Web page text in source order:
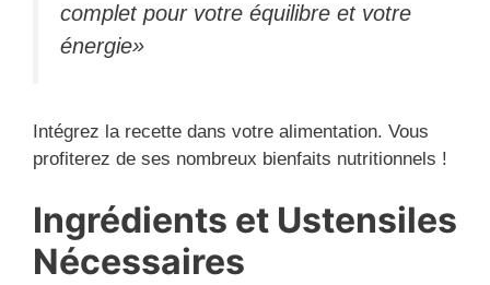
complet pour votre équilibre et votre
énergie»
Intégrez la recette dans votre alimentation. Vous
profiterez de ses nombreux bienfaits nutritionnels !
Ingrédients et Ustensiles
Nécessaires